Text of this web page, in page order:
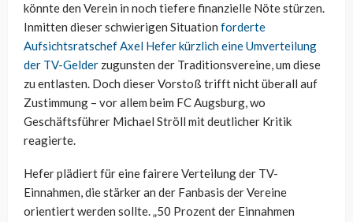
könnte den Verein in noch tiefere finanzielle Nöte stürzen.
Inmitten dieser schwierigen Situation forderte
Aufsichtsratschef Axel Hefer kürzlich eine Umverteilung
der TV-Gelder zugunsten der Traditionsvereine, um diese
zu entlasten. Doch dieser Vorstoß trifft nicht überall auf
Zustimmung – vor allem beim FC Augsburg, wo
Geschäftsführer Michael Ströll mit deutlicher Kritik
reagierte.
Hefer plädiert für eine fairere Verteilung der TV-
Einnahmen, die stärker an der Fanbasis der Vereine
orientiert werden sollte. „50 Prozent der Einnahmen